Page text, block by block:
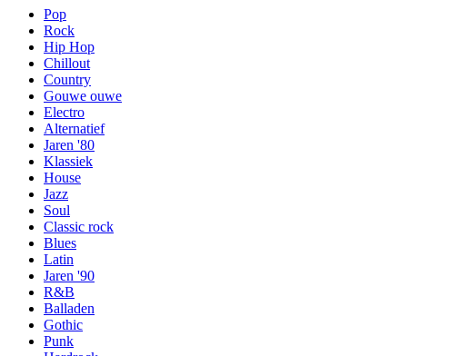
Pop
Rock
Hip Hop
Chillout
Country
Gouwe ouwe
Electro
Alternatief
Jaren '80
Klassiek
House
Jazz
Soul
Classic rock
Blues
Latin
Jaren '90
R&B
Balladen
Gothic
Punk